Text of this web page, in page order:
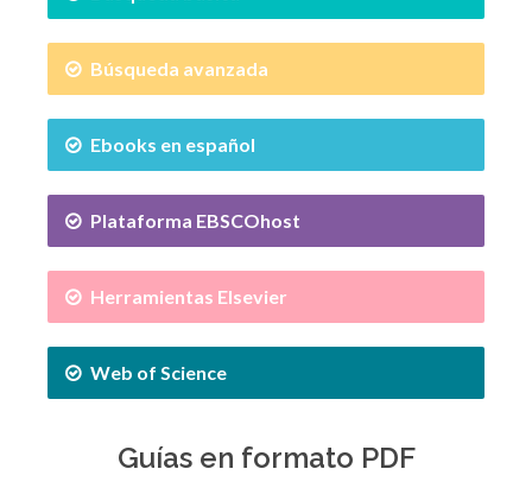
Búsqueda avanzada
Ebooks en español
Plataforma EBSCOhost
Herramientas Elsevier
Web of Science
Guías en formato PDF